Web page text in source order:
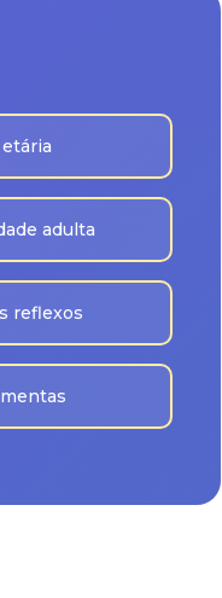
adulta
reflexos